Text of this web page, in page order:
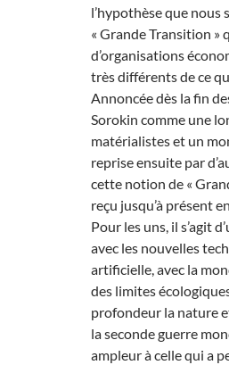
l’hypothèse que nous
« Grande Transition »
d’organisations
très différents de ce
Annoncée dès la fin
Sorokin comme une
matérialistes et un
reprise ensuite par
cette notion de «
reçu jusqu’à présent
Pour les uns, il s’agit
avec les nouvelles
artificielle, avec la
des limites
profondeur la nature
la seconde guerre
ampleur à celle qui a